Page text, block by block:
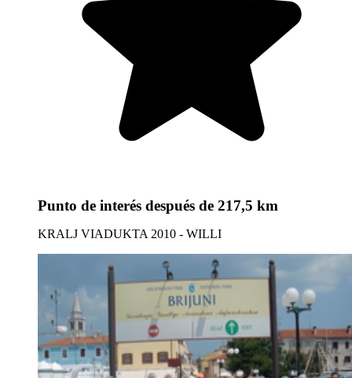
Punto de interés después de 217,5 km
KRALJ VIADUKTA 2010 - WILLI